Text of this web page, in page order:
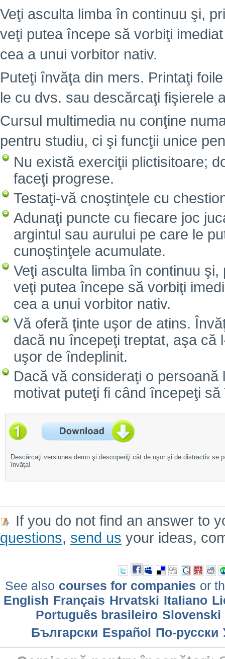
Veţi asculta limba în continuu şi,
veţi putea începe să vorbiţi
cea a unui vorbitor nativ.
Puteţi învăţa din mers. Printaţi
le cu dvs. sau descărcaţi fişierele
Cursul multimedia nu conţine
pentru studiu, ci şi funcţii unice
Nu există exerciţii plictisitoare;
faceţi progrese.
Testaţi-vă cnoştinţele cu
Adunaţi puncte cu fiecare joc
argintul sau aurului pe care le
cunoştinţele acumulate.
Veţi asculta limba în continuu
veţi putea începe să vorbiţi
cea a unui vorbitor nativ.
Vă oferă ţinte uşor de atins.
dacă nu începeţi treptat, aşa că
uşor de îndeplinit.
Dacă vă consideraţi o
motivat puteţi fi când începeţi
Descărcaţi versiunea demo şi descoperiţi cât de uşor şi de distractiv se
învăţa!
If you do not find an answer to
questions, send us your ideas,
See also courses for companies or
English Français Hrvatski Italiano
Português brasileiro Slovenski
Български Еspañol По-русски